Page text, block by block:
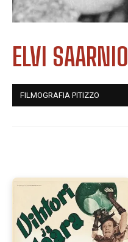
ELVI SAARNIO
FILMOGRAFIA PITIZZO